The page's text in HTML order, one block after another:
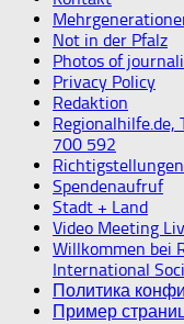
Not in der Pfalz
Photos of
Privacy Policy
Redaktion
Regionalhilfe.de,
700 592
Spendenaufruf
Stadt + Land
Video Meeting
Willkommen bei
International
Политика
Пример